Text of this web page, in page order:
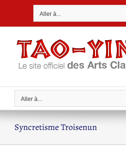
Aller à...
Aller à...
Syncretisme Troisenun